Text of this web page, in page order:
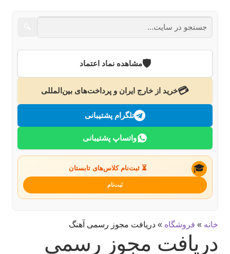
نام‌نویسی
استودیو
درباره ما
تماس با ما
جستجو
🛡️مشاهده نماد اعتماد
💳خرید از خارج ایران و پرداخت‌های بین‌المللی
تلگرام پشتیبانی
واتساپ پشتیبانی
🎓 ⏳ ثبت‌نام کلاس‌های تابستان
ثبت‌نام
خانه » فروشگاه » دریافت مجوز رسمی آهنگ
دریافت مجوز رسمی